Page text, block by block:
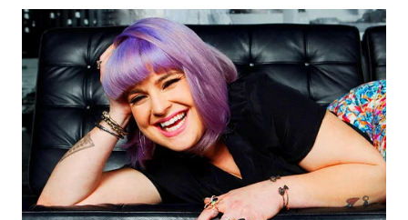
WN
SEMARANG
WN
SOLO
WN
BOROBUDUR
WN